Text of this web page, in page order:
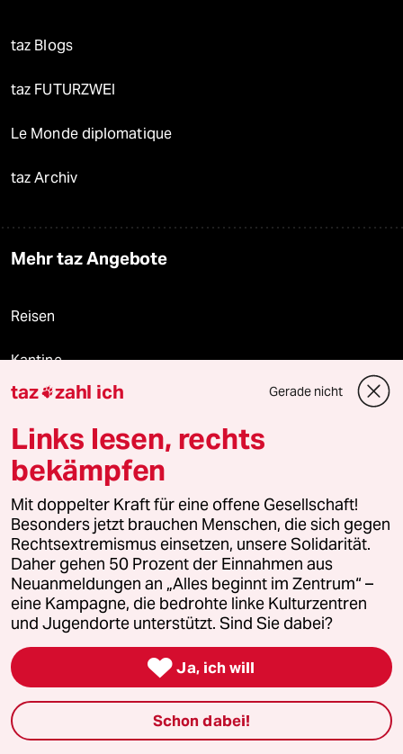
taz Blogs
taz FUTURZWEI
Le Monde diplomatique
taz Archiv
Mehr taz Angebote
Reisen
Kantine
Shop
Anzeigen
Fragen & Hilfe
Feedback
Aboservice
ePaper Login
Downloads für Abonnierende
taz zahl ich Gerade nicht
Links lesen, rechts
bekämpfen
Mit doppelter Kraft für eine offene Gesellschaft!
Besonders jetzt brauchen Menschen, die sich gegen
Rechtsextremismus einsetzen, unsere Solidarität.
Daher gehen 50 Prozent der Einnahmen aus
Neuanmeldungen an „Alles beginnt im Zentrum“ –
eine Kampagne, die bedrohte linke Kulturzentren
und Jugendorte unterstützt. Sind Sie dabei?
 Ja, ich will
Schon dabei!